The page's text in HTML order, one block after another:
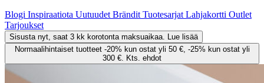
Blogi Inspiraatiota Uutuudet Brändit Tuotesarjat Lahjakortti Outlet
Tarjoukset
Sisusta nyt, saat 3 kk korotonta maksuaikaa. Lue lisää
Normaalihintaiset tuotteet -20% kun ostat yli 50 €, -25% kun ostat yli
300 €. Kts. ehdot